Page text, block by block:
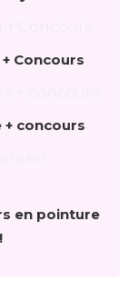
Concours
concours
en pointure